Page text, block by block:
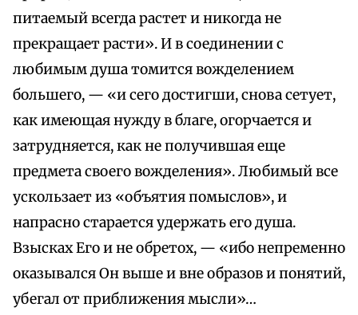
питаемый всегда растет и никогда не
прекращает расти». И в соединении с
любимым душа томится вожделением
большего, — «и сего достигши, снова сетует,
как имеющая нужду в благе, огорчается и
затрудняется, как не получившая еще
предмета своего вожделения». Любимый все
ускользает из «объятия помыслов», и
напрасно старается удержать его душа.
Взысках Его и не обретох, — «ибо непременно
оказывался Он выше и вне образов и понятий,
убегал от приближения мысли»…